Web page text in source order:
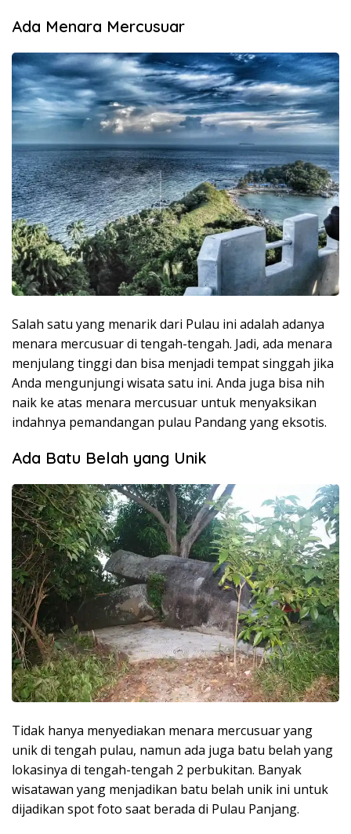
Ada Menara Mercusuar
Salah satu yang menarik dari Pulau ini adalah adanya
menara mercusuar di tengah-tengah. Jadi, ada menara
menjulang tinggi dan bisa menjadi tempat singgah jika
Anda mengunjungi wisata satu ini. Anda juga bisa nih
naik ke atas menara mercusuar untuk menyaksikan
indahnya pemandangan pulau Pandang yang eksotis.
Ada Batu Belah yang Unik
Tidak hanya menyediakan menara mercusuar yang
unik di tengah pulau, namun ada juga batu belah yang
lokasinya di tengah-tengah 2 perbukitan. Banyak
wisatawan yang menjadikan batu belah unik ini untuk
dijadikan spot foto saat berada di Pulau Panjang.